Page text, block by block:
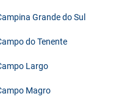
Grande do Sul
do Tenente
Largo
Magro